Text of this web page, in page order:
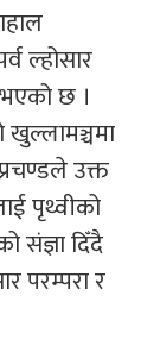
ल्होसार
छ ।
उक्त
पृथ्वीको
संज्ञा दिँदै
परम्परा र